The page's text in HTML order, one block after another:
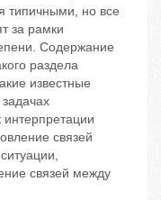
типичными, но все
за рамки
Содержание
раздела
известные
интерпретации
связей
связей между